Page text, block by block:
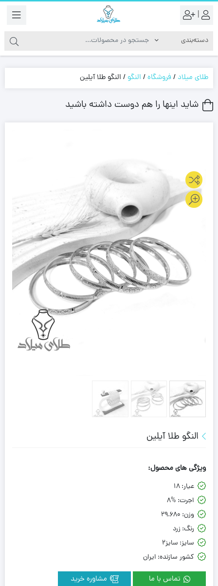
|
طلای میلاد /فروشگاه/ النگو / النگو طلا آیلین
شاید اینها را هم دوست داشته باشید
النگو طلا آیلین
ویژگی های محصول:
عیار:18
اجرت: 8%
وزن: 29.680
رنگ: زرد
سایز: سایز2
کشور سازنده: ایران
تماس با ما